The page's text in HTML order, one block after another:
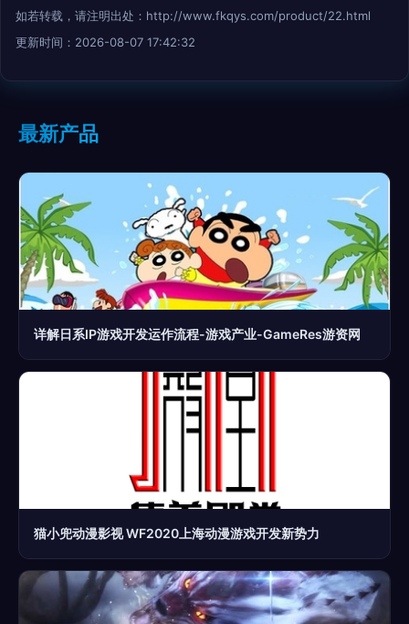
如若转载，请注明出处：http://www.fkqys.com/product/22.html
更新时间：2026-08-07 17:42:32
最新产品
详解日系IP游戏开发运作流程-游戏产业-GameRes游资网
猫小兜动漫影视 WF2020上海动漫游戏开发新势力